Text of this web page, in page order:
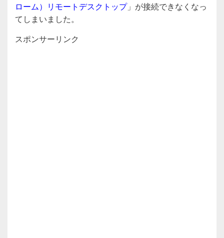
ローム）リモートデスクトップ」が接続できなくなっ
てしまいました。
スポンサーリンク